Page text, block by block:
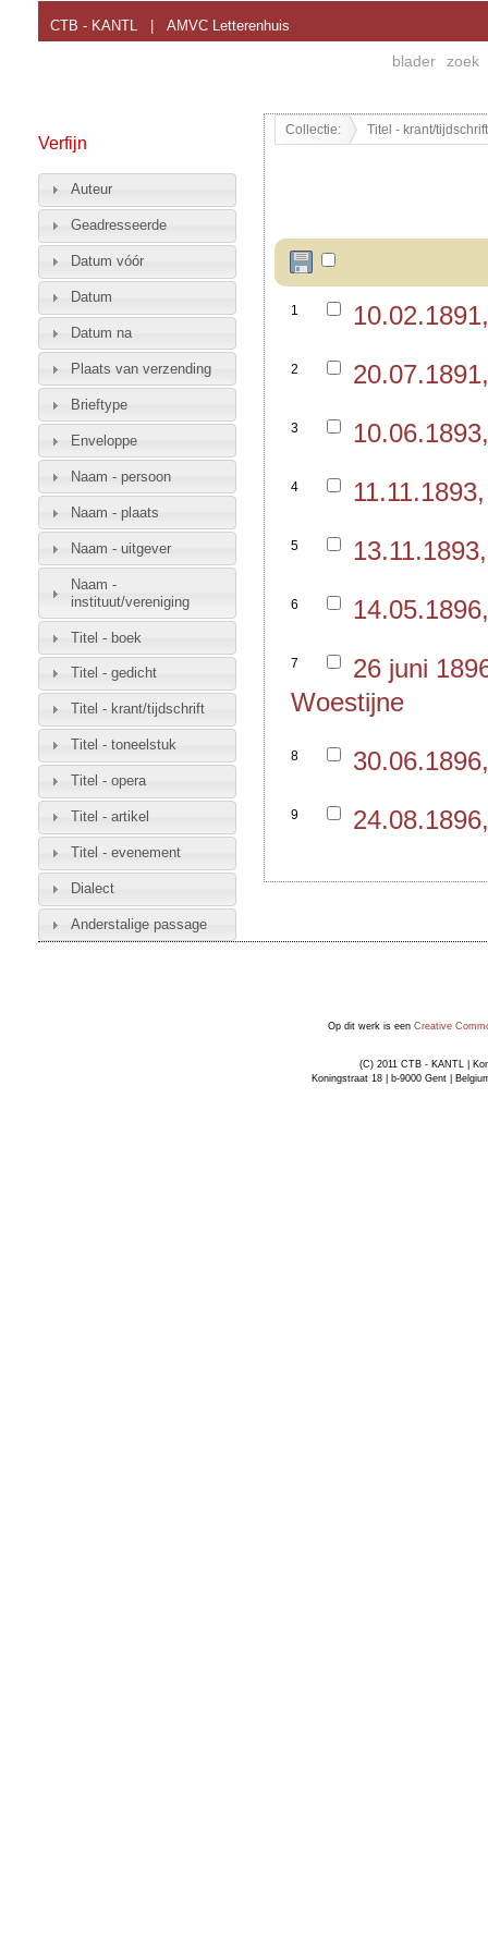
CTB - KANTL AMVC Letterenhuis
blader zoek
Collectie: Titel - krant/
1
2
3
4
5
6
7
26 juni
Woestijne
8
9
Verfijn
Auteur
Geadresseerde
Datum vóór
Datum
Datum na
Plaats van verzending
Brieftype
Enveloppe
Naam - persoon
Naam - plaats
Naam - uitgever
Naam -
instituut/vereniging
Titel - boek
Titel - gedicht
Titel - krant/tijdschrift
Titel - toneelstuk
Titel - opera
Titel - artikel
Titel - evenement
Dialect
Anderstalige passage
Op dit werk is een Creative
(C) 2011 CTB - KANTL |
Koningstraat 18 | b-9000 Gent |